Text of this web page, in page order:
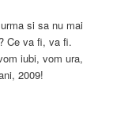
si sa nu mai
Ce va fi, va fi.
iubi, vom ura,
2009!